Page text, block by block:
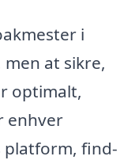
i
at sikre,
optimalt,
enhver
platform, find-